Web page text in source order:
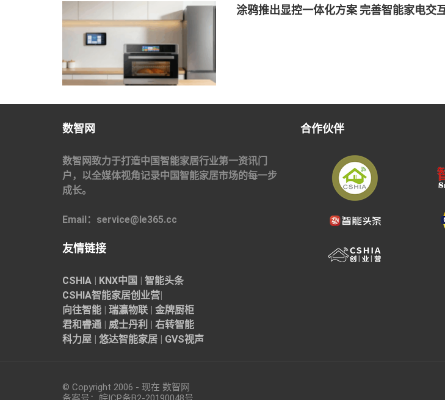
涂鸦推出显控一体化方案 完善智能家电交
数智网
数智网致力于打造中国智能家居行业第一资讯门
户，以全媒体视角记录中国智能家居市场的每一步
成长。
Email：service@le365.cc
友情链接
CSHIA | KNX中国 | 智能头条
CSHIA智能家居创业营|
向往智能 | 瑞瀛物联 | 金牌厨柜
君和睿通 | 威士丹利 | 右转智能
科力屋 | 悠达智能家居 | GVS视声
合作伙伴
© Copyright 2006 - 现在 数智网